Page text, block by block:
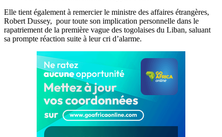
Elle tient également à remercier le ministre des affaires étrangères,
Robert Dussey, pour toute son implication personnelle dans le
rapatriement de la première vague des togolaises du Liban, saluant
sa prompte réaction suite à leur cri d’alarme.